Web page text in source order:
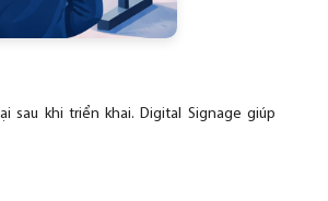
sau khi triển khai. Digital Signage giúp